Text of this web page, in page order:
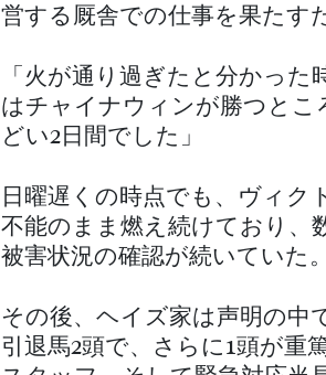
営する厩舎での仕事を果たす
「火が通り過ぎたと分かった
はチャイナウィンが勝つと
どい2日間でした」
日曜遅くの時点でも、ヴィク
不能のまま燃え続けており、
被害状況の確認が続いていた。
その後、ヘイズ家は声明の中
引退馬2頭で、さらに1頭が重